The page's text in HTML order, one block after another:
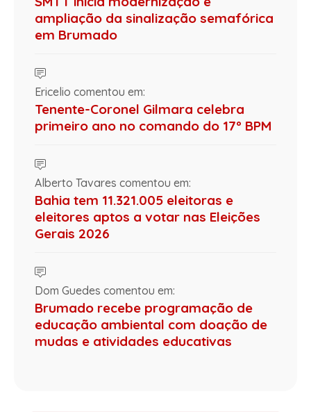
ampliação da sinalização semafórica
em Brumado
Ericelio comentou em:
Tenente-Coronel Gilmara celebra
primeiro ano no comando do 17º BPM
Alberto Tavares comentou em:
Bahia tem 11.321.005 eleitoras e
eleitores aptos a votar nas Eleições
Gerais 2026
Dom Guedes comentou em:
Brumado recebe programação de
educação ambiental com doação de
mudas e atividades educativas